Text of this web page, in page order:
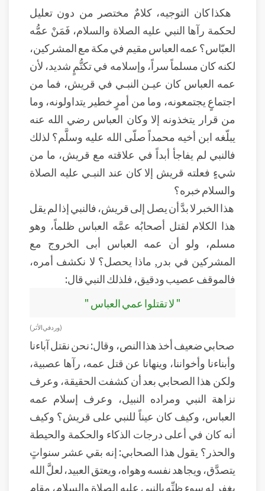
هكذا كان التوجيه، كلامٌ مختصر من دون تعليل
لحكمة رآها النبي عليه الصلاة والسلام، فَمَنْ عمُّه
العبّاس؟ عمه العباس مقيم في مكة مع المشركين،
لكنه كان مسلماً سراً، وإسلامه في تكتُّمٍ شديد، لأن
عمه العباس كان عيـن النبـي في قريش، فما من
اجتماعٍ يجتمعونه، وما من أمرٍ خطير يتداولونه، وما
من قرار يتخذونه إلا وكان العباس رضي الله عنه
يبلّغه ابن أخيه محمداً صلّى الله عليه وسلَّم؟ لذلك
فالنبي لم يفاجأ أبداً في علاقته مع قريش، ما من
شيءٍ فعلته قريش إلا كان عند النبـي عليه الصلاة
والسلام خبره؟
هذا الخبر لا بدَّ أن يصل إلى قريش، فالنبي إذا لم يقل
هذا الكلام لقتل أصحابُه عمَّه العباس ظلماً، وهو
مسلم، ولو أن عمه العباس أبى الخروج مع
المشركين في بدر, ماذا يحصل؟ لا نكشف أمره،
فالموقف عصيب ودقيق، فلذلك النبي قال:
" لا تقتلوا عمي العباس "
( ورد في الأثر)
صحابي ضعيف أخذ هذا النص، وقال: نحن نقتل آباءنا
وأبناءنا وأخواننا، وينهانا عن قتل عمه، رآها عصبية،
ولكن هذا الصحابي بعد أن كشفت الحقيقة، وعرف
نزاهة النبي ومراده النبيل، وعرف إسلام عمه
العباس، وكيف كان عيناً للنبي على قريش؟ وكيف
أنه كان في أعلى درجات الذكاء والحكمة والحيطة
والحذر؟ يقول هذا الصحابي: إنه بقي عشر سنواتٍ
يتصدَّق، ويجاهد نفسه وهواه، ويعتق العبيد، لعلَّ الله
يغفر له سوء ظنِّه بالنبي عليه الصلاة والسلام، مقام